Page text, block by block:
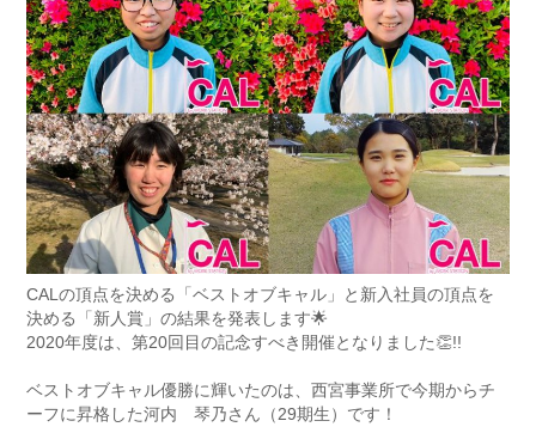
CALの頂点を決める「ベストオブキャル」と新入社員の頂点を
決める「新人賞」の結果を発表します🌟
2020年度は、第20回目の記念すべき開催となりました👏!!
ベストオブキャル優勝に輝いたのは、西宮事業所で今期からチ
ーフに昇格した河内 琴乃さん（29期生）です！